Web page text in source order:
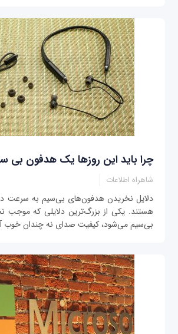
چرا باید این روزها یک هدفون بی
شاهراه اطلاعات
دلایل نخریدن هدفون‌های بی‌سیم به سرعت
هستند. یکی از بزرگ‌ترین دلایلی که موجب
بی‌سیم می‌شود، کیفیت صدای نه چندان خوب